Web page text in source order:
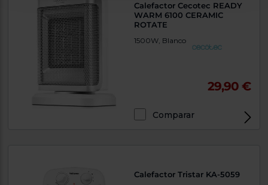
Calefactor Cecotec READY
WARM 6100 CERAMIC
ROTATE
1500W, Blanco
29,90 €
Comparar
Calefactor Tristar KA-5059